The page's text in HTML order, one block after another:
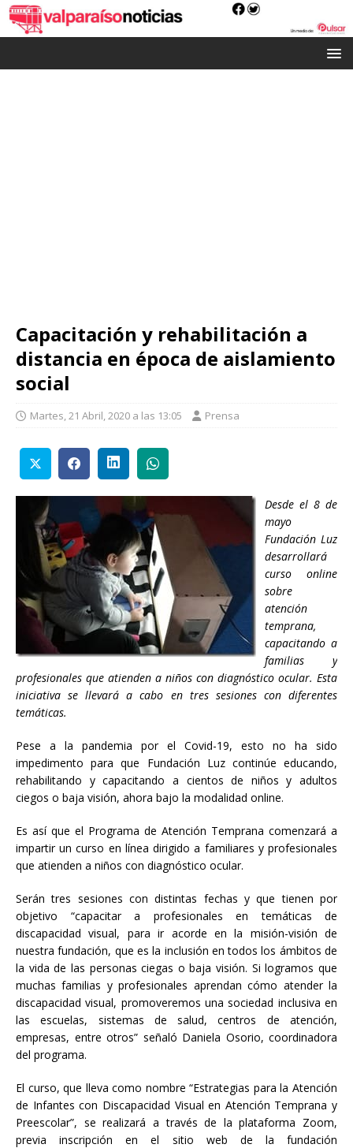
Capacitación y rehabilitación a
distancia en época de aislamiento
social
Martes, 21 Abril, 2020 a las 13:05 Prensa
Desde el 8 de
mayo
Fundación Luz
desarrollará
curso online
sobre
atención
temprana,
capacitando a
familias y
profesionales que atienden a niños con diagnóstico ocular. Esta
iniciativa se llevará a cabo en tres sesiones con diferentes
temáticas.
Pese a la pandemia por el Covid-19, esto no ha sido
impedimento para que Fundación Luz continúe educando,
rehabilitando y capacitando a cientos de niños y adultos
ciegos o baja visión, ahora bajo la modalidad online.
Es así que el Programa de Atención Temprana comenzará a
impartir un curso en línea dirigido a familiares y profesionales
que atienden a niños con diagnóstico ocular.
Serán tres sesiones con distintas fechas y que tienen por
objetivo “capacitar a profesionales en temáticas de
discapacidad visual, para ir acorde en la misión-visión de
nuestra fundación, que es la inclusión en todos los ámbitos de
la vida de las personas ciegas o baja visión. Si logramos que
muchas familias y profesionales aprendan cómo atender la
discapacidad visual, promoveremos una sociedad inclusiva en
las escuelas, sistemas de salud, centros de atención,
empresas, entre otros” señaló Daniela Osorio, coordinadora
del programa.
El curso, que lleva como nombre “Estrategias para la Atención
de Infantes con Discapacidad Visual en Atención Temprana y
Preescolar”, se realizará a través de la plataforma Zoom,
previa inscripción en el sitio web de la fundación